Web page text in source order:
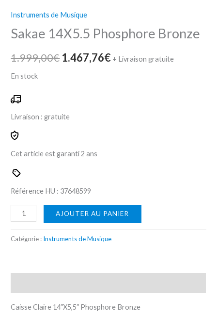
Instruments de Musique
Sakae 14X5.5 Phosphore Bronze
1.999,00€ 1.467,76€ + Livraison gratuite
En stock
Livraison :gratuite
Cet article est garanti2 ans
Référence HU : 37648599
AJOUTER AU PANIER
Catégorie : Instruments de Musique
Caisse Claire 14″X5,5″ Phosphore Bronze